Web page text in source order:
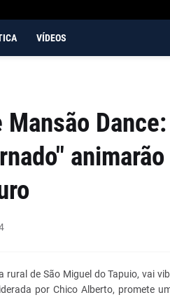
VÍDEOS
animarão
de São Miguel do Tapuio, vai
por Chico Alberto, promete